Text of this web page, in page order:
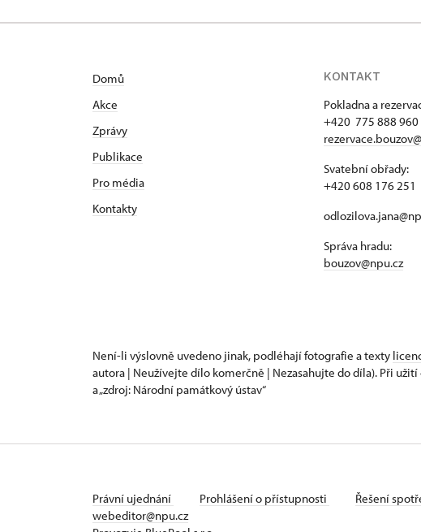
Domů
Akce
Zprávy
Publikace
Pro média
Kontakty
KONTAKT
Pokladna a
+420 775 888 960
Svatební obřady:
+420 608 176 251
Správa hradu:
bouzov@npu.cz
Není-li výslovně uvedeno jinak, podléhají fotografie a texty
autora | Neužívejte dílo komerčně | Nezasahujte do díla). Při
a „zdroj: Národní památkový ústav“
Právní ujednání Prohlášení o přístupnosti Řešení
webeditor@npu.cz